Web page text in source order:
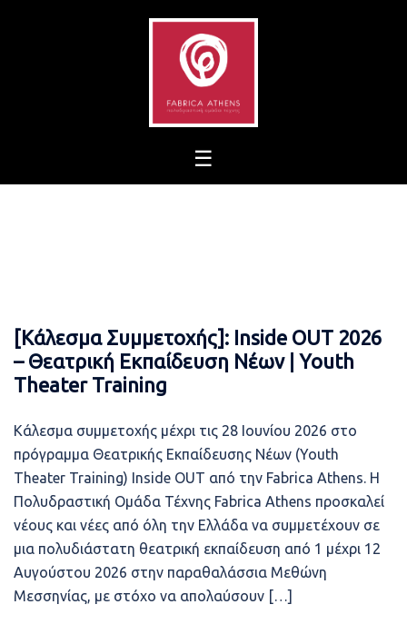
[Κάλεσμα Συμμετοχής]: Inside OUT 2026
– Θεατρική Εκπαίδευση Νέων ǀ Youth
Theater Training
Κάλεσμα συμμετοχής μέχρι τις 28 Ιουνίου 2026 στο
πρόγραμμα Θεατρικής Εκπαίδευσης Νέων (Youth
Theater Training) Inside OUT από την Fabrica Athens. Η
Πολυδραστική Ομάδα Τέχνης Fabrica Athens προσκαλεί
νέους και νέες από όλη την Ελλάδα να συμμετέχουν σε
μια πολυδιάστατη θεατρική εκπαίδευση από 1 μέχρι 12
Αυγούστου 2026 στην παραθαλάσσια Μεθώνη
Μεσσηνίας, με στόχο να απολαύσουν […]